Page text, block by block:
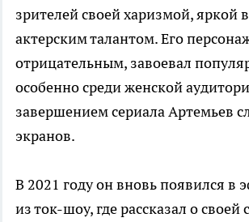
зрителей своей харизмой, яркой
актерским талантом. Его
отрицательным, завоевал
особенно среди женской
завершением сериала Артемьев
экранов.
В 2021 году он вновь появился в
из ток-шоу, где рассказал о своей